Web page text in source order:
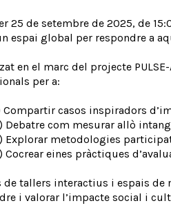
25 de setembre de 2025, de
espai global per respondre a
en el marc del projecte
per a:
Compartir casos inspiradors
Debatre com mesurar allò
Explorar metodologies
Cocrear eines pràctiques
de tallers interactius i espais de
i valorar l’impacte social i